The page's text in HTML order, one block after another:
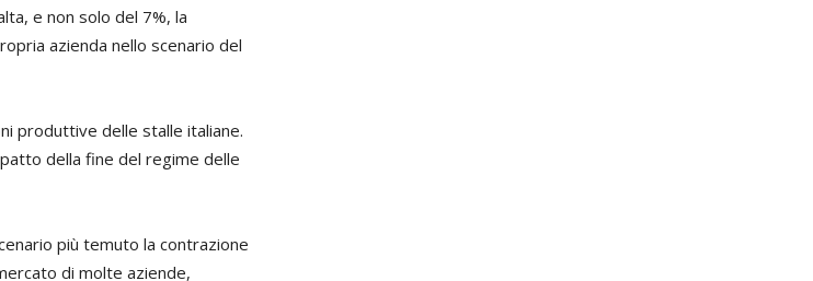
e non solo del 7%, la
azienda nello scenario del
produttive delle stalle italiane.
della fine del regime delle
più temuto la contrazione
di molte aziende,